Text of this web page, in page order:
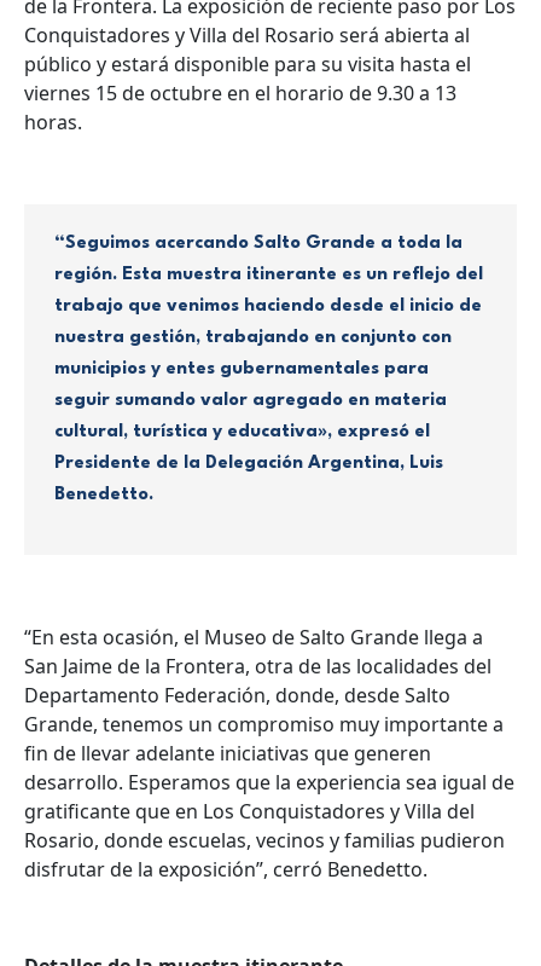
de la Frontera. La exposición de reciente paso por Los
Conquistadores y Villa del Rosario será abierta al
público y estará disponible para su visita hasta el
viernes 15 de octubre en el horario de 9.30 a 13
horas.
“Seguimos acercando Salto Grande a toda la
región. Esta muestra itinerante es un reflejo del
trabajo que venimos haciendo desde el inicio de
nuestra gestión, trabajando en conjunto con
municipios y entes gubernamentales para
seguir sumando valor agregado en materia
cultural, turística y educativa», expresó el
Presidente de la Delegación Argentina, Luis
Benedetto.
“En esta ocasión, el Museo de Salto Grande llega a
San Jaime de la Frontera, otra de las localidades del
Departamento Federación, donde, desde Salto
Grande, tenemos un compromiso muy importante a
fin de llevar adelante iniciativas que generen
desarrollo. Esperamos que la experiencia sea igual de
gratificante que en Los Conquistadores y Villa del
Rosario, donde escuelas, vecinos y familias pudieron
disfrutar de la exposición”, cerró Benedetto.